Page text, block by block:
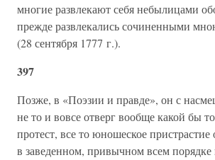
многие развлекают себя небылицами
прежде развлекались сочиненными
(28 сентября 1777 г.).
397
Позже, в «Поэзии и правде», он с
не то и вовсе отверг вообще какой бы
протест, все то юношеское пристрастие
в заведенном, привычном всем